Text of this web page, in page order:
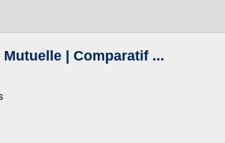
| Comparatif ...